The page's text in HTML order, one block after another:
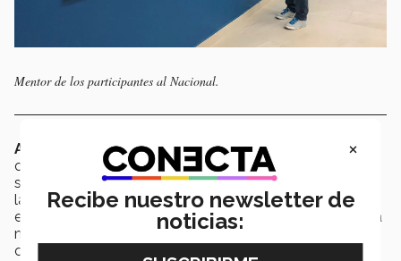
Mentor de los participantes al Nacional.
Alejandro Ramírez, mentor de los competidores
comenta que se encuentra orgulloso de los logros que
se han obtenido, además de ver el gusto y pasión por
las matemáticas de los alumnos; agrega que
espera que los jóvenes "desaparezcan el miedo" a dicha
materia acercándose a profesores y convocatorias
como éstas para que encuentren el lado divertido.
×
Recibe nuestro newsletter de
noticias: